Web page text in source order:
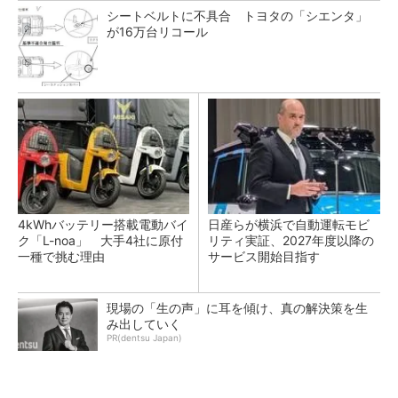
シートベルトに不具合 トヨタの「シエンタ」
が16万台リコール
4kWhバッテリー搭載電動バイ
ク「L-noa」 大手4社に原付
一種で挑む理由
日産らが横浜で自動運転モビ
リティ実証、2027年度以降の
サービス開始目指す
現場の「生の声」に耳を傾け、真の解決策を生
み出していく
PR(dentsu Japan)